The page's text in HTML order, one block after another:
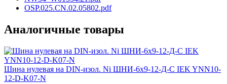
OSP.025.CN.02.05802.pdf
Аналогичные товары
Шина нулевая на DIN-изол. Ni ШНИ-6х9-12-Д-С IEK YNN10-
12-D-K07-N